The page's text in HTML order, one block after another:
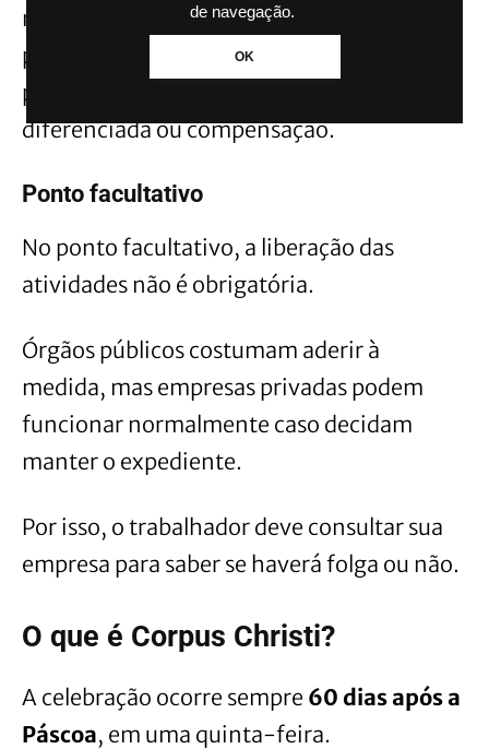
de navegação.
OK
normalmente possui regras específicas
previstas pela legislação trabalhista,
podendo receber remuneração
diferenciada ou compensação.
Ponto facultativo
No ponto facultativo, a liberação das
atividades não é obrigatória.
Órgãos públicos costumam aderir à
medida, mas empresas privadas podem
funcionar normalmente caso decidam
manter o expediente.
Por isso, o trabalhador deve consultar sua
empresa para saber se haverá folga ou não.
O que é Corpus Christi?
A celebração ocorre sempre 60 dias após a
Páscoa, em uma quinta-feira.